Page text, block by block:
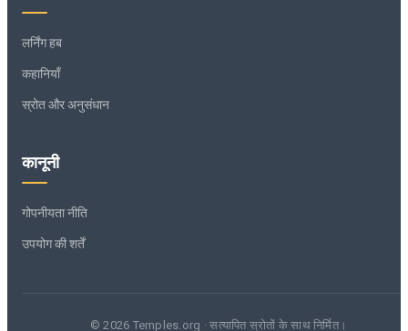
लर्निंग हब
कहानियाँ
स्रोत और अनुसंधान
कानूनी
गोपनीयता नीति
उपयोग की शर्तें
© 2026 Temples.org · सत्यापित स्रोतों के साथ निर्मित।